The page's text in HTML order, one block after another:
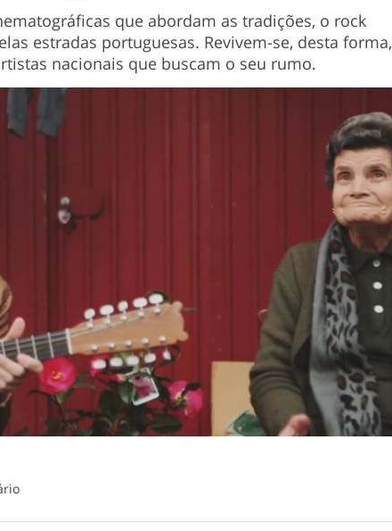
que abordam as tradições, o rock
estradas portuguesas. Revivem-se, desta forma,
nacionais que buscam o seu rumo.